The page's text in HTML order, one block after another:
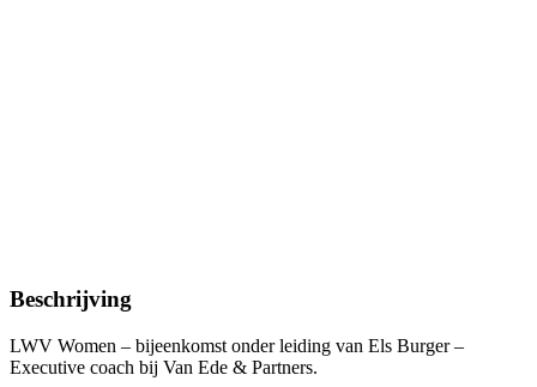
Beschrijving
LWV Women – bijeenkomst onder leiding van Els Burger –
Executive coach bij Van Ede & Partners.